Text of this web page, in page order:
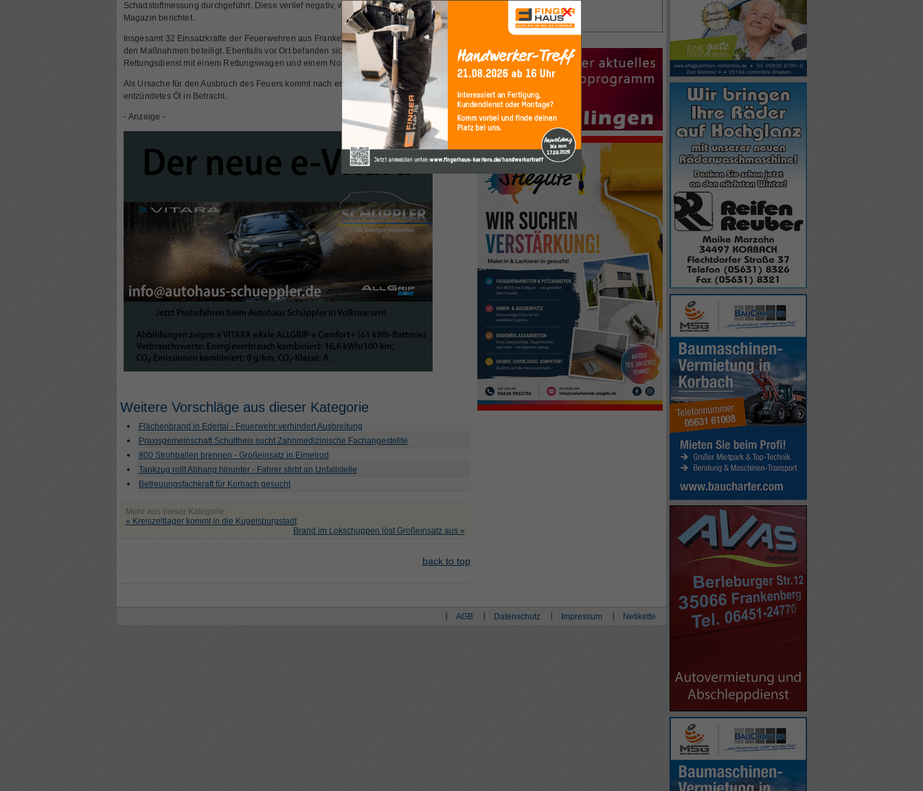
Schadstoffmessung durchgeführt. Diese verlief negativ, wie Martin Trost gegenüber 112-
Magazin berichtet.
Insgesamt 32 Einsatzkräfte der Feuerwehren aus Frankenberg und Röddenau waren an
den Maßnahmen beteiligt. Ebenfalls vor Ort befanden sich die Polizei sowie der
Rettungsdienst mit einem Rettungswagen und einem Notarzteinsatzfahrzeug.
Als Ursache für den Ausbruch des Feuers kommt nach ersten Erkenntnissen vermutlich
entzündetes Öl in Betracht.
- Anzeige -
Weitere Vorschläge aus dieser Kategorie
Flächenbrand in Edertal - Feuerwehr verhindert Ausbreitung
Praxisgemeinschaft Schultheis sucht Zahnmedizinische Fachangestellte
800 Strohballen brennen - Großeinsatz in Eimelrod
Tankzug rollt Abhang hinunter - Fahrer stirbt an Unfallstelle
Betreuungsfachkraft für Korbach gesucht
Mehr aus dieser Kategorie:
« Kreiszeltlager kommt in die Kugelsburgstadt
Brand im Lokschuppen löst Großeinsatz aus »
back to top
AGB Datenschutz Impressum Netikette
×